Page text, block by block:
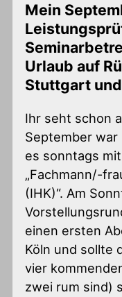
Mein
Urlaub auf
Stuttgart
Ihr seht schon
September war
es sonntags
„Fachmann/-
(IHK)“. Am
einen ersten
Köln und sollte
vier
zwei rum sind)